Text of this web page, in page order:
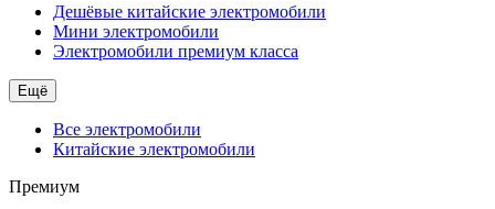
Дешёвые китайские электромобили
Мини электромобили
Электромобили премиум класса
Ещё
Все электромобили
Китайские электромобили
Премиум